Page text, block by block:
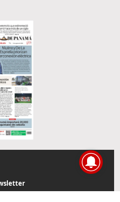
de actualidad directamente en